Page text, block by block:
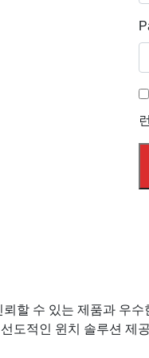
할 수 있는 제품과 우수
도적인 윈치 솔루션 제